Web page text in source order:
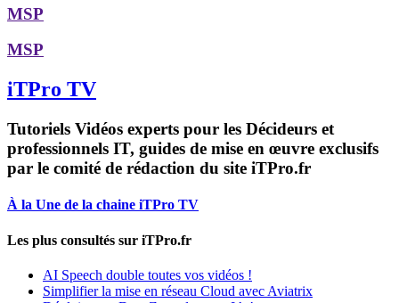
MSP
MSP
iTPro TV
Tutoriels Vidéos experts pour les Décideurs et
professionnels IT, guides de mise en œuvre exclusifs
par le comité de rédaction du site iTPro.fr
À la Une de la chaine iTPro TV
Les plus consultés sur iTPro.fr
AI Speech double toutes vos vidéos !
Simplifier la mise en réseau Cloud avec Aviatrix